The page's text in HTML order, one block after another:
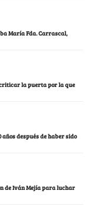
María Fda. Carrascal,
la puerta por la que
después de haber sido
de Iván Mejía para luchar